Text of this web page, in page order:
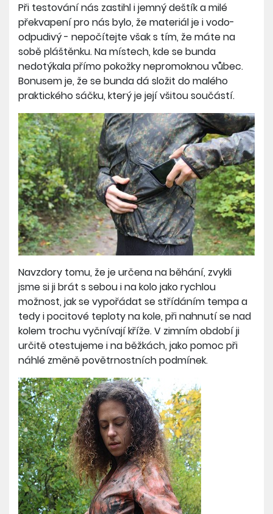
Při testování nás zastihl i jemný deštík a milé
překvapení pro nás bylo, že materiál je i vodo-
odpudivý - nepočítejte však s tím, že máte na
sobě pláštěnku. Na místech, kde se bunda
nedotýkala přímo pokožky nepromoknou vůbec.
Bonusem je, že se bunda dá složit do malého
praktického sáčku, který je její všitou součástí.
Navzdory tomu, že je určena na běhání, zvykli
jsme si ji brát s sebou i na kolo jako rychlou
možnost, jak se vypořádat se střídáním tempa a
tedy i pocitové teploty na kole, při nahnutí se nad
kolem trochu vyčnívají kříže. V zimním období ji
určitě otestujeme i na běžkách, jako pomoc při
náhlé změně povětrnostních podmínek.